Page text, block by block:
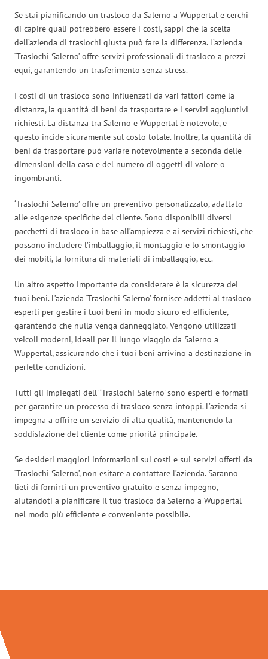
Se stai pianificando un trasloco da Salerno a Wuppertal e cerchi
di capire quali potrebbero essere i costi, sappi che la scelta
dell’azienda di traslochi giusta può fare la differenza. L’azienda
‘Traslochi Salerno’ offre servizi professionali di trasloco a prezzi
equi, garantendo un trasferimento senza stress.
I costi di un trasloco sono influenzati da vari fattori come la
distanza, la quantità di beni da trasportare e i servizi aggiuntivi
richiesti. La distanza tra Salerno e Wuppertal è notevole, e
questo incide sicuramente sul costo totale. Inoltre, la quantità di
beni da trasportare può variare notevolmente a seconda delle
dimensioni della casa e del numero di oggetti di valore o
ingombranti.
‘Traslochi Salerno’ offre un preventivo personalizzato, adattato
alle esigenze specifiche del cliente. Sono disponibili diversi
pacchetti di trasloco in base all’ampiezza e ai servizi richiesti, che
possono includere l’imballaggio, il montaggio e lo smontaggio
dei mobili, la fornitura di materiali di imballaggio, ecc.
Un altro aspetto importante da considerare è la sicurezza dei
tuoi beni. L’azienda ‘Traslochi Salerno’ fornisce addetti al trasloco
esperti per gestire i tuoi beni in modo sicuro ed efficiente,
garantendo che nulla venga danneggiato. Vengono utilizzati
veicoli moderni, ideali per il lungo viaggio da Salerno a
Wuppertal, assicurando che i tuoi beni arrivino a destinazione in
perfette condizioni.
Tutti gli impiegati dell’ ‘Traslochi Salerno’ sono esperti e formati
per garantire un processo di trasloco senza intoppi. L’azienda si
impegna a offrire un servizio di alta qualità, mantenendo la
soddisfazione del cliente come priorità principale.
Se desideri maggiori informazioni sui costi e sui servizi offerti da
‘Traslochi Salerno’, non esitare a contattare l’azienda. Saranno
lieti di fornirti un preventivo gratuito e senza impegno,
aiutandoti a pianificare il tuo trasloco da Salerno a Wuppertal
nel modo più efficiente e conveniente possibile.